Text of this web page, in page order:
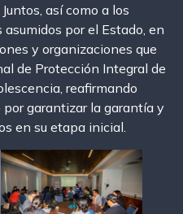
así como a los
por el Estado, en
y organizaciones que
de Protección Integral de
reafirmando
garantizar la garantía y
en su etapa inicial.